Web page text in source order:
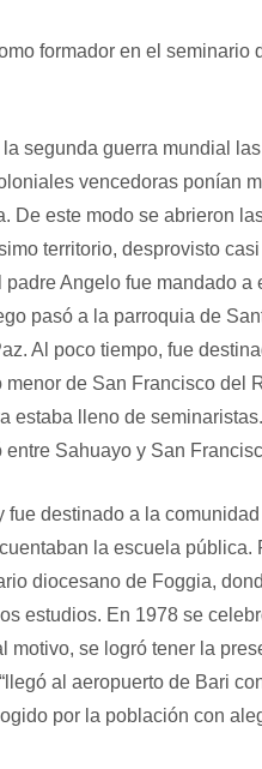
formador en el seminario
segunda guerra mundial
vencedoras ponían
De este modo se abrieron
territorio, desprovisto
Angelo fue mandado a
pasó a la parroquia de
Al poco tiempo, fue
de San Francisco del
estaba lleno de
Sahuayo y San
destinado a la
la escuela pública.
diocesano de Foggia,
estudios. En 1978 se
se logró tener la
al aeropuerto de Bari
por la población con